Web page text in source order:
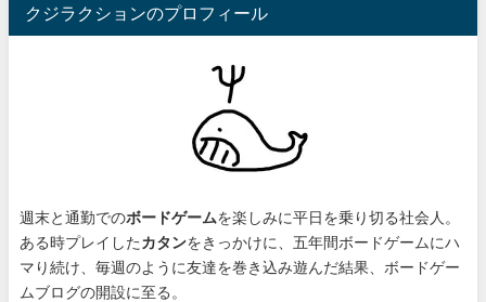
クジラクションのプロフィール
週末と通勤でのボードゲームを楽しみに平日を乗り切る社会人。
ある時プレイした カタンをきっかけに、 五年間ボードゲームにハ
マり続け 、毎週のように友達を巻き込み遊んだ結果、ボードゲー
ムブログの開設に至る。